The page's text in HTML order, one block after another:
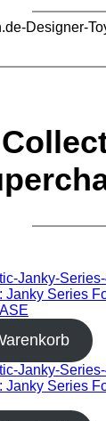
Janky Series
Janky Series